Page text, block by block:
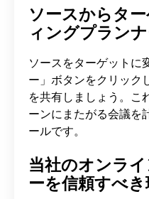
ソースからタ
ィングプラン
ソースをターゲットに
ー」ボタンをクリック
を共有しましょう。こ
ーンにまたがる会議を
ールです。
当社のオンラ
ーを信頼すべ